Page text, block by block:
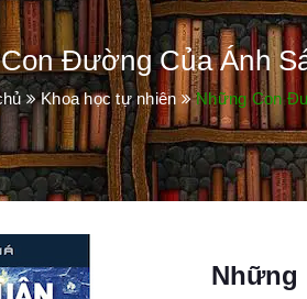
Đường Của Ánh
Khoa học tự nhiên Những Con
Những